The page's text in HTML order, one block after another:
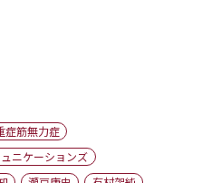
症筋無力症
ニケーションズ